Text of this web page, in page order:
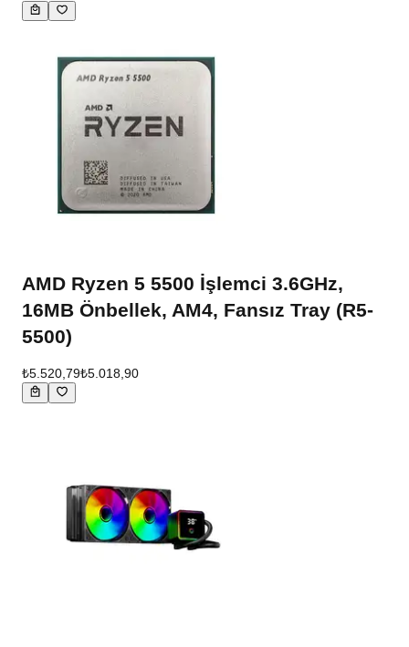
AMD Ryzen 5 5500 İşlemci 3.6GHz,
16MB Önbellek, AM4, Fansız Tray (R5-
5500)
₺5.520,79₺5.018,90